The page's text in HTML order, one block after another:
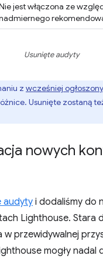
jest włączona ze
Usunięte audyty
z wcześniej
Usunięte zostaną
nowych
audytyi dodaliśmy do
Lighthouse. Stara
przewidywalnej
mogły nadal